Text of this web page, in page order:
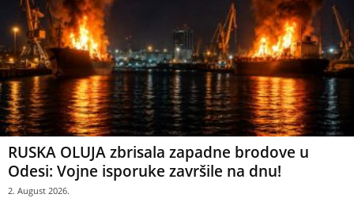
RUSKA OLUJA zbrisala zapadne brodove u
Odesi: Vojne isporuke završile na dnu!
2. August 2026.